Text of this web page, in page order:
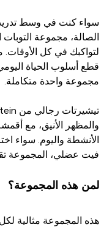
سواء كنت في وسط
لتواكبك في كل
قطع أسلوب الحياة
مجموعة واحدة متكاملة.
والمظهر الأنيق، مع
الأنشطة واليوم. سواء
فيت عضلي، المجموعة
لمن هذه المجموعة؟
هذه المجموعة مثالية